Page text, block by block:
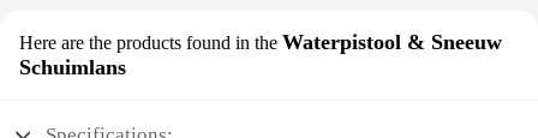
Here are the products found in the Waterpistool & Sneeuw
Schuimlans